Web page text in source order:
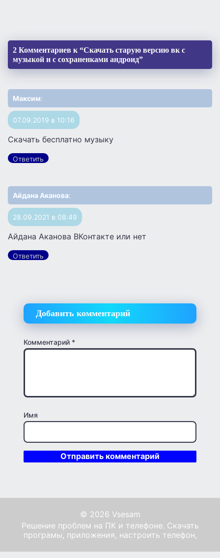
2 Комментариев к “Скачать старую версию вк с
музыкой и с сохраненками андроид”
Максим:
07.09.2019 в 10:16
Скачать бесплатно музыку
Ответить
Айдана Аканова:
28.09.2021 в 08:49
Айдана Аканова ВКонтакте или нет
Ответить
Добавить комментарий
Комментарий *
Имя
© 2026 Vsesam
Решение проблем на ПК и телефоне. Скачать
програмы, приложения, настроить телефон,